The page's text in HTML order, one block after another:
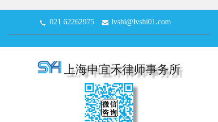
021 62262975 lvshi@lvshi01.com
上海申宜禾律师事务所